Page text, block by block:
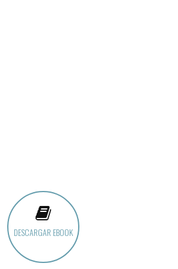
DESCARGAR EBOOK